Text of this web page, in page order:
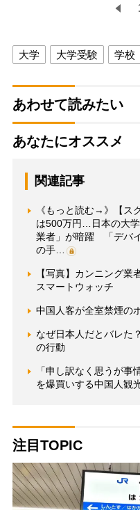
大学 大学受験 学校
あわせて読みたい
あなたにオススメ
関連記事
《もっと読む→》【ス
は500万円…日本の大
業者」が暗躍 「デバ
の手…
【写真】カンニング業
スマートウォッチ
中国人客が全室禁煙の
なぜ日本人だとバレ
の行動
「申し訳なく思うが
を爆買いする中国人観
注目TOPIC